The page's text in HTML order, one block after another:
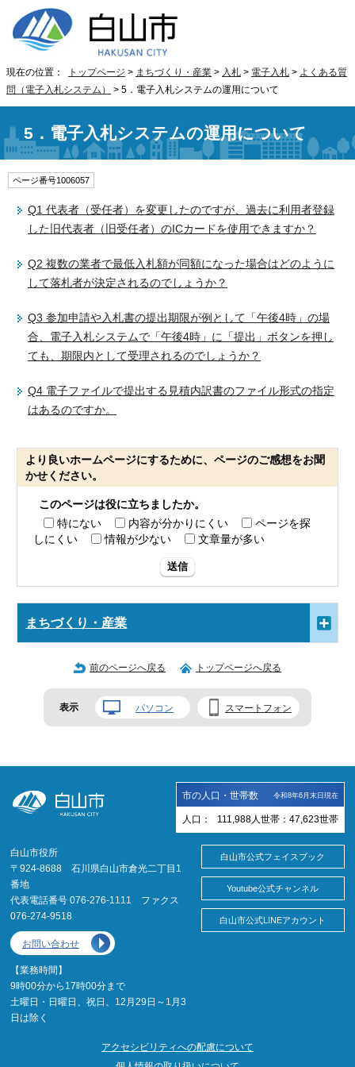
現在の位置： トップページ > まちづくり・産業 > 入札 > 電子入札 > よくある質
問（電子入札システム）
> 5．電子入札システムの運用について
5．電子入札システムの運用について
ページ番号1006057
Q1 代表者（受任者）を変更したのですが、過去に利用者登録
した旧代表者（旧受任者）のICカードを使用できますか？
Q2 複数の業者で最低入札額が同額になった場合はどのように
して落札者が決定されるのでしょうか？
Q3 参加申請や入札書の提出期限が例として「午後4時」の場
合、電子入札システムで「午後4時」に「提出」ボタンを押し
ても、期限内として受理されるのでしょうか？
Q4 電子ファイルで提出する見積内訳書のファイル形式の指定
はあるのですか。
より良いホームページにするために、ページのご感想をお聞
かせください。
このページは役に立ちましたか。
特にない
内容が分かりにくい
ページを探
しにくい
情報が少ない 文章量が多い
送信
まちづくり・産業
前のページへ戻る トップページへ戻る
表示 パソコン スマートフォン
市の人口・世帯数 令和8年6月末日現在
人口： 111,988 人 世帯： 47,623世帯
白山市役所
〒924-8688 石川県白山市倉光二丁目1
番地
代表電話番号 076-276-1111 ファクス
076-274-9518
お問い合わせ
【業務時間】
9時00分から17時00分まで
土曜日・日曜日、祝日、12月29日～1月3
日は除く
白山市公式フェイスブック
Youtube公式チャンネル
白山市公式LINEアカウント
アクセシビリティへの配慮について